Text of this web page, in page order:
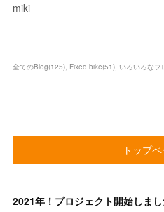
miki
全てのBlog(125) Fixed bike(51) いろいろなフ
トップ
2021年！プロジェクト開始しま